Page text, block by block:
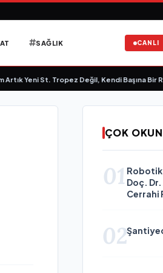
SAĞLIK CANLI
Yeni St. Tropez Değil, Kendi Başına Bir
ÇOK
01 Robotik
Doç.
Cerrahi
02